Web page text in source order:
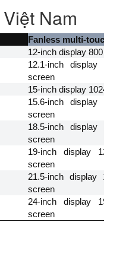
Nam
Fanless multi-touch
12-inch display 800
12.1-inch display
screen
15-inch display 1024
15.6-inch display
screen
18.5-inch display
screen
19-inch display
screen
21.5-inch display
screen
24-inch display
screen